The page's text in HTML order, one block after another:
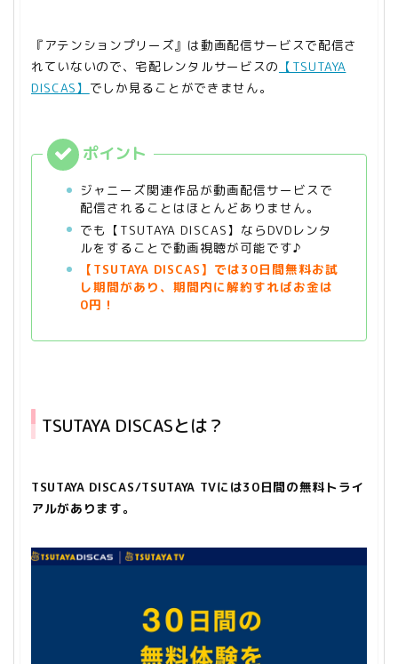
『アテンションプリーズ』は動画配信サービスで配信さ
れていないので、宅配レンタルサービスの 【TSUTAYA
DISCAS】 でしか見ることができません。
ジャニーズ関連作品が動画配信サービスで
配信されることはほとんどありません。
でも【TSUTAYA DISCAS】ならDVDレンタ
ルをすることで動画視聴が可能です♪
【TSUTAYA DISCAS】では30日間無料お試
し期間があり、期間内に解約すればお金は
0円！
TSUTAYA DISCASとは？
TSUTAYA DISCAS/TSUTAYA TVには30日間の無料トライ
アルがあります。